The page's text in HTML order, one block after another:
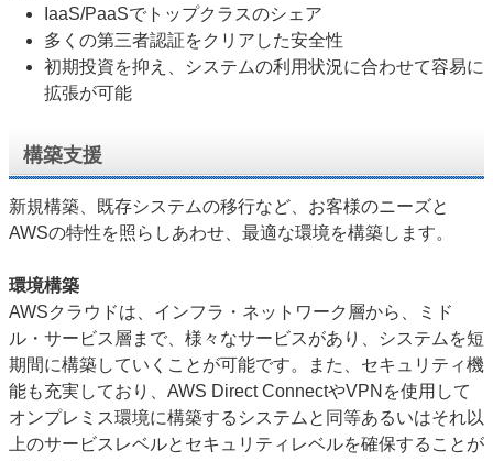
IaaS/PaaSでトップクラスのシェア
多くの第三者認証をクリアした安全性
初期投資を抑え、システムの利用状況に合わせて容易に
拡張が可能
構築支援
新規構築、既存システムの移行など、お客様のニーズと
AWSの特性を照らしあわせ、最適な環境を構築します。
環境構築
AWSクラウドは、インフラ・ネットワーク層から、ミド
ル・サービス層まで、様々なサービスがあり、システムを短
期間に構築していくことが可能です。また、セキュリティ機
能も充実しており、AWS Direct ConnectやVPNを使用して
オンプレミス環境に構築するシステムと同等あるいはそれ以
上のサービスレベルとセキュリティレベルを確保することが